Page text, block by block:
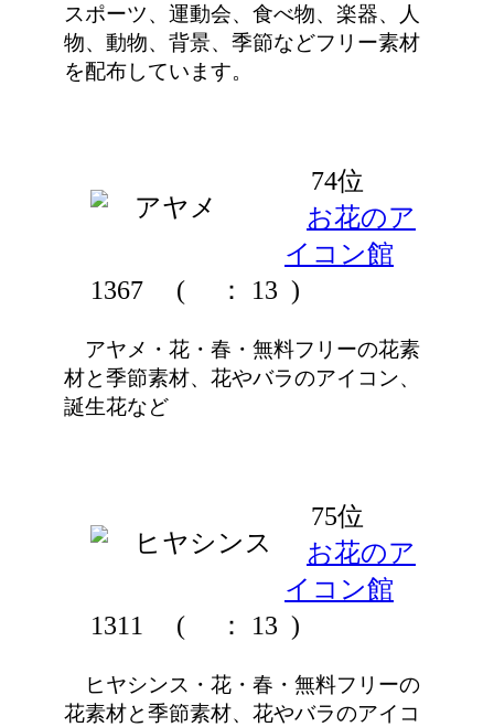
スポーツ、運動会、食べ物、楽器、人
物、動物、背景、季節などフリー素材
を配布しています。
74位
お花のア
イコン館
1367
( ： 13 )
アヤメ・花・春・無料フリーの花素
材と季節素材、花やバラのアイコン、
誕生花など
75位
お花のア
イコン館
1311
( ： 13 )
ヒヤシンス・花・春・無料フリーの
花素材と季節素材、花やバラのアイコ